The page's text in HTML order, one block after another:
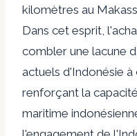
kilomètres au
Dans cet esprit,
combler une lacune
actuels d'Indonésie
renforçant la
maritime